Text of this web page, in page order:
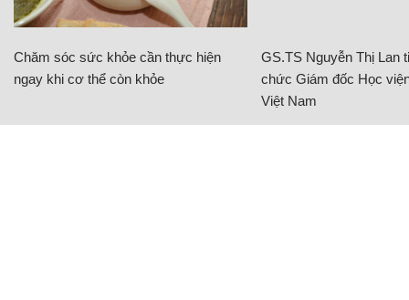
Chăm sóc sức khỏe cần thực hiện
ngay khi cơ thể còn khỏe
GS.TS Nguyễn Thị Lan
chức Giám đốc Học
Việt Nam